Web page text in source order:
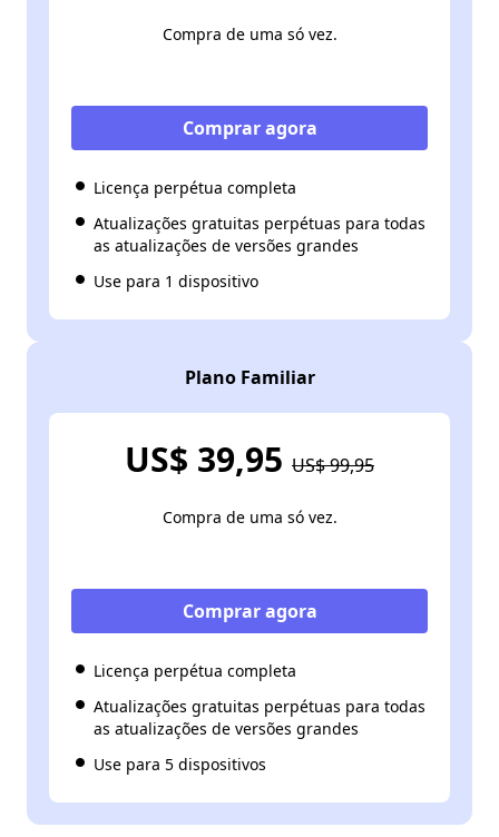
Compra de uma só vez.
Comprar agora
Licença perpétua completa
Atualizações gratuitas perpétuas para todas
as atualizações de versões grandes
Use para 1 dispositivo
Plano Familiar
US$ 39,95 US$ 99,95
Compra de uma só vez.
Comprar agora
Licença perpétua completa
Atualizações gratuitas perpétuas para todas
as atualizações de versões grandes
Use para 5 dispositivos